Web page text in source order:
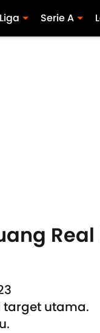
Serie A
target utama.